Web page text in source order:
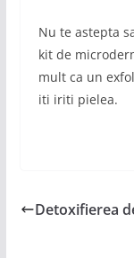
Nu te astepta
kit de
mult ca un
iti iriti pielea.
Detoxifierea